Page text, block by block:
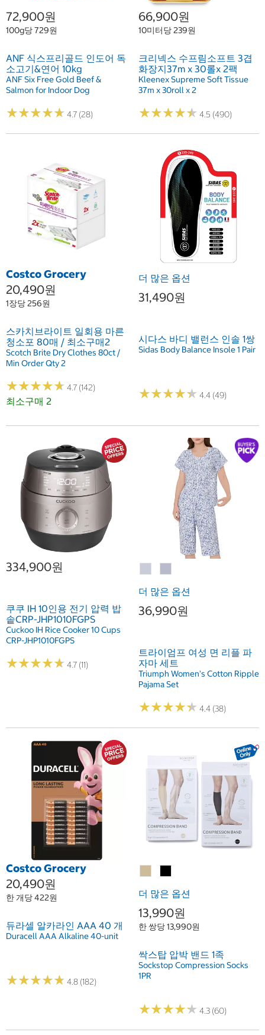
72,900원
100g당 729원
ANF 식스프리골드 인도어 독
소고기&연어 10kg
ANF Six Free Gold Beef &
Salmon for Indoor Dog
★★★★★
★★★★★ 4.7 (28)
66,900원
10미터당 239원
크리넥스 수프림소프트 3겹
화장지37m x 30롤x 2팩
Kleenex Supreme Soft Tissue
37m x 30roll x 2
★★★★★
★★★★★ 4.5 (490)
Costco Grocery
20,490원
1장당 256원
스카치브라이트 일회용 마른
청소포 80매 / 최소구매2
Scotch Brite Dry Clothes 80ct /
Min Order Qty 2
★★★★★
★★★★★ 4.7 (142)
최소구매 2
더 많은 옵션
31,490원
시다스 바디 밸런스 인솔 1쌍
Sidas Body Balance Insole 1 Pair
★★★★★
★★★★★ 4.4 (49)
334,900원
쿠쿠 IH 10인용 전기 압력 밥
솥CRP-JHP1010FGPS
Cuckoo IH Rice Cooker 10 Cups
CRP-JHP1010FGPS
★★★★★
★★★★★ 4.7 (11)
더 많은 옵션
36,990원
트라이엄프 여성 면 리플 파
자마 세트
Triumph Women's Cotton Ripple
Pajama Set
★★★★★
★★★★★ 4.4 (38)
Costco Grocery
20,490원
한 개당 422원
듀라셀 알카라인 AAA 40 개
Duracell AAA Alkaline 40-unit
★★★★★
★★★★★ 4.8 (182)
더 많은 옵션
13,990원
한 쌍당 13,990원
싹스탑 압박 밴드 1족
Sockstop Compression Socks
1PR
★★★★★
★★★★★ 4.3 (60)